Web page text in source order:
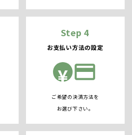
Step 4
お支払い方法の設定
¥ credit_card
ご希望の決済方法を
お選び下さい。